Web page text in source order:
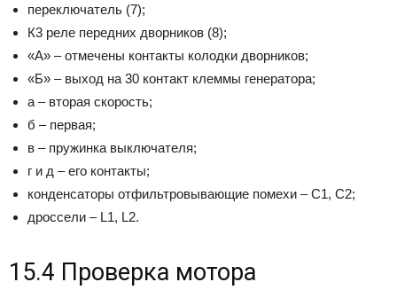
переключатель (7);
К3 реле передних дворников (8);
«А» – отмечены контакты колодки дворников;
«Б» – выход на 30 контакт клеммы генератора;
а – вторая скорость;
б – первая;
в – пружинка выключателя;
г и д – его контакты;
конденсаторы отфильтровывающие помехи – С1, С2;
дроссели – L1, L2.
15.4 Проверка мотора